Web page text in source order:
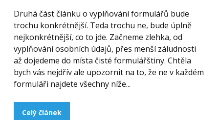
Druhá část článku o vyplňování formulářů bude
trochu konkrétnější. Teda trochu ne, bude úplně
nejkonkrétnější, co to jde. Začneme zlehka, od
vyplňování osobních údajů, přes menší záludnosti
až dojedeme do místa čisté formulářštiny. Chtěla
bych vás nejdřív ale upozornit na to, že ne v každém
formuláři najdete všechny níže...
Celý článek